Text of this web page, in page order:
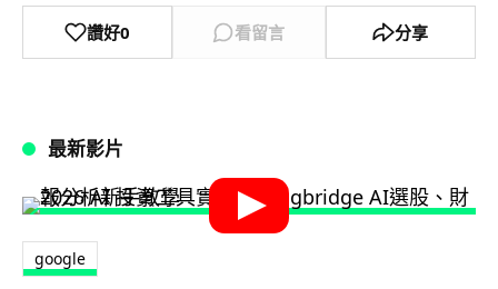
讚好0 看留言 分享
最新影片
google